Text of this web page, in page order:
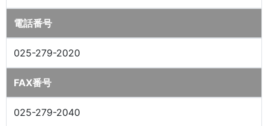
電話番号
025-279-2020
FAX番号
025-279-2040